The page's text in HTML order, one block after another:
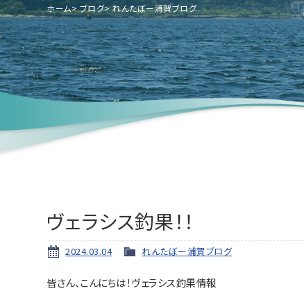
ホーム ブログ れんたぼー浦賀ブログ
ヴェラシス釣果！！
2024.03.04 れんたぼー浦賀ブログ
皆さん、こんにちは！ヴェラシス釣果情報